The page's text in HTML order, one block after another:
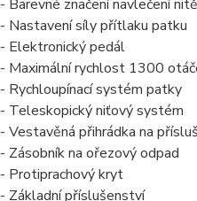
- Barevné značení navlečení nitě
- Nastavení síly přítlaku patku
- Elektronický pedál
- Maximální rychlost 1300
- Rychloupínací systém patky
- Teleskopický niťový systém
- Vestavěná přihrádka na
- Zásobník na ořezový odpad
- Protiprachový kryt
- Základní příslušenství